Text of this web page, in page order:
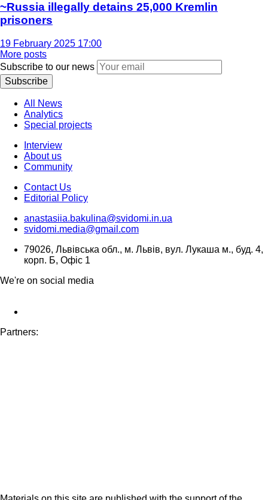
~Russia illegally detains 25,000 Kremlin
prisoners
19 February 2025 17:00
More posts
Subscribe to our news
Subscribe
All News
Analytics
Special projects
Interview
About us
Community
Contact Us
Editorial Policy
anastasiia.bakulina@svidomi.in.ua
svidomi.media@gmail.com
79026, Львівська обл., м. Львів, вул. Лукаша м., буд. 4,
корп. Б, Офіс 1
We're on social media
Partners: